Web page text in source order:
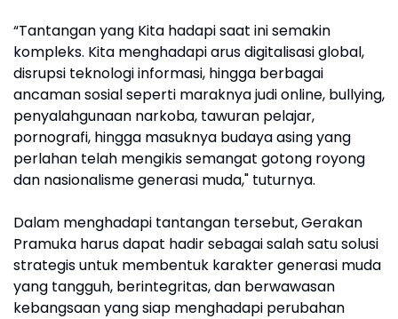
“Tantangan yang Kita hadapi saat ini semakin
kompleks. Kita menghadapi arus digitalisasi global,
disrupsi teknologi informasi, hingga berbagai
ancaman sosial seperti maraknya judi online, bullying,
penyalahgunaan narkoba, tawuran pelajar,
pornografi, hingga masuknya budaya asing yang
perlahan telah mengikis semangat gotong royong
dan nasionalisme generasi muda," tuturnya.
Dalam menghadapi tantangan tersebut, Gerakan
Pramuka harus dapat hadir sebagai salah satu solusi
strategis untuk membentuk karakter generasi muda
yang tangguh, berintegritas, dan berwawasan
kebangsaan yang siap menghadapi perubahan